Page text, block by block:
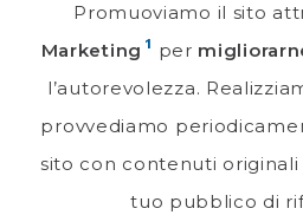
Promuoviamo il sito
Marketing 1 per
l’autorevolezza.
provvediamo
sito con contenuti
tuo pubblico di